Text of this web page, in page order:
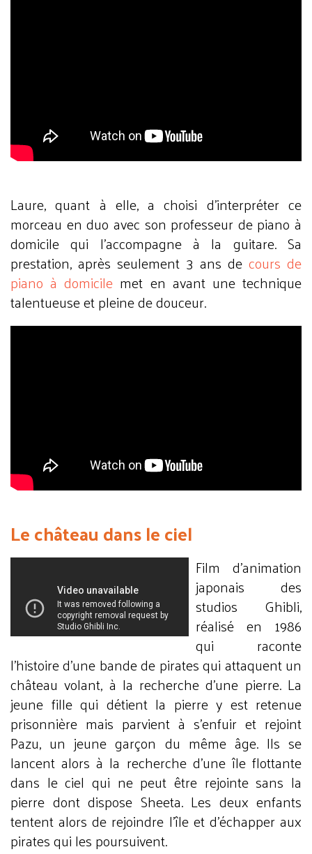
Laure, quant à elle, a choisi d’interpréter ce
morceau en duo avec son professeur de piano à
domicilequi l’accompagne à la guitare. Sa
prestation, après seulement 3 ans de cours de
piano à domicile met en avant une technique
talentueuse et pleine de douceur.
Le château dans le ciel
Film d’animation
japonais des
studios Ghibli,
réalisé en 1986
qui raconte
l’histoire d’une bande de pirates qui attaquent un
château volant, à la recherche d’une pierre. La
jeune fille qui détient la pierre y est retenue
prisonnière mais parvient à s’enfuir et rejoint
Pazu, un jeune garçon du même âge. Ils se
lancent alors à la recherche d’une île flottante
dans le ciel qui ne peut être rejointe sans la
pierre dont dispose Sheeta. Les deux enfants
tentent alors de rejoindre l’île et d’échapper aux
pirates qui les poursuivent.